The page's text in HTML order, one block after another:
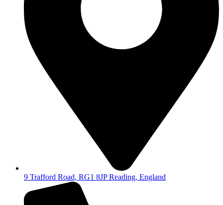
9 Trafford Road, RG1 8JP Reading, England